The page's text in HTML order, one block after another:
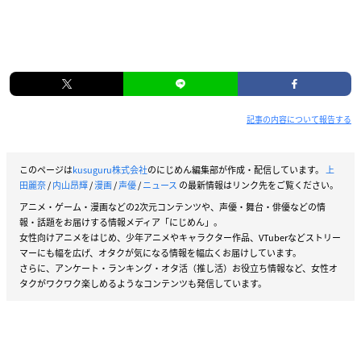
記事の内容について報告する
このページはkusuguru株式会社のにじめん編集部が作成・配信しています。 上
田麗奈/内山昂輝/漫画/声優/ニュース の最新情報はリンク先をご覧ください。
アニメ・ゲーム・漫画などの2次元コンテンツや、声優・舞台・俳優などの情
報・話題をお届けする情報メディア「にじめん」。
女性向けアニメをはじめ、少年アニメやキャラクター作品、VTuberなどストリー
マーにも幅を広げ、オタクが気になる情報を幅広くお届けしています。
さらに、アンケート・ランキング・オタ活（推し活）お役立ち情報など、女性オ
タクがワクワク楽しめるようなコンテンツも発信しています。